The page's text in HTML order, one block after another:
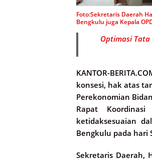
Foto:Sekretaris Daerah
Bengkulu juga Kepala
Optimasi Tata
KANTOR-
konsesi, hak atas
Perekonomian
Rapat
ketidaksesuaian
Bengkulu pada hari
Sekretaris Daerah,